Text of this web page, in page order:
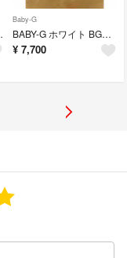
ダー
Baby-G
BABY-G ホワイト BGD-5000-7JF
¥ 7,700